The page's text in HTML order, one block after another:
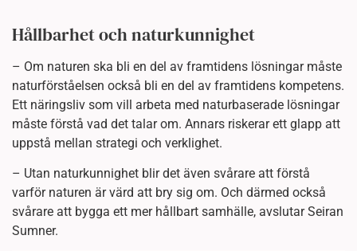
Hållbarhet och naturkunnighet
– Om naturen ska bli en del av framtidens lösningar måste
naturförståelsen också bli en del av framtidens kompetens.
Ett näringsliv som vill arbeta med naturbaserade lösningar
måste förstå vad det talar om. Annars riskerar ett glapp att
uppstå mellan strategi och verklighet.
– Utan naturkunnighet blir det även svårare att förstå
varför naturen är värd att bry sig om. Och därmed också
svårare att bygga ett mer hållbart samhälle, avslutar Seiran
Sumner.